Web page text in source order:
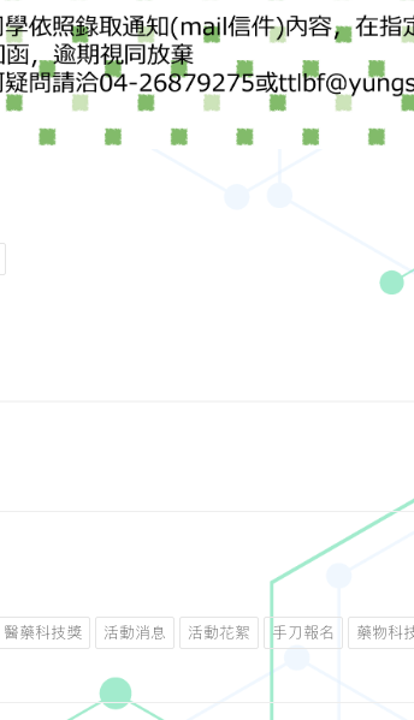
醫藥科技獎 活動消息 活動花絮 手刀報名 藥物科